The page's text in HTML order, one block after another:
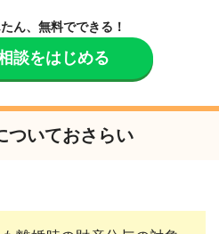
ん、無料でできる！
談をはじめる
ついておさらい